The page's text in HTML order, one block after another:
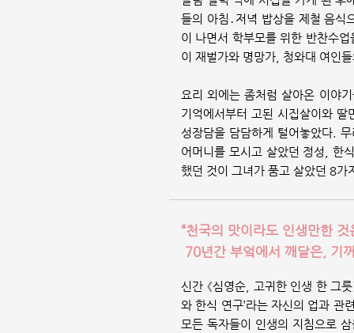
들의 아침․저녁 밥상을 제철 음식
이 나면서 학부모를 위한 반찬수
이 재벌가와 명망가, 청와대 여인
요리 외에는 좀처럼 살아온 이야
기억에서부터 고된 시집살이와
성장담을 담담하게 털어놓았다.
어머니를 모시고 살았던 정성, 한
했던 것이 그녀가 품고 살았던 8
“천국의 맛이라도 인생만한
70년간 부엌에서 깨달은, 기
신간 《심영순, 고귀한 인생 한 그
와 한식 연구’라는 자신의 업과 관
모든 독자들이 인생의 지침으로